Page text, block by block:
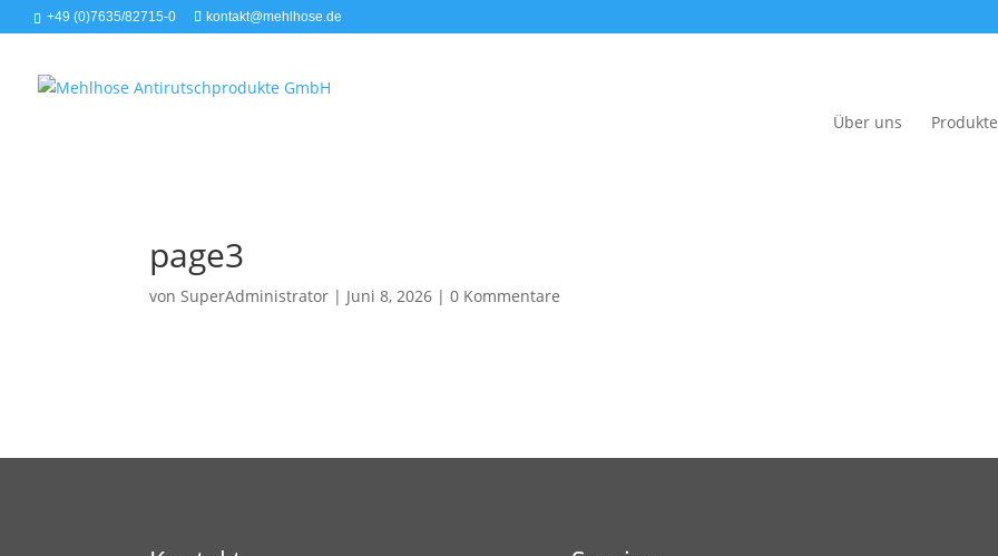
+49 (0)7635/82715-0 kontakt@mehlhose.de
Über uns Produkte
page3
vonSuperAdministrator | Juni 8, 2026 |0 Kommentare